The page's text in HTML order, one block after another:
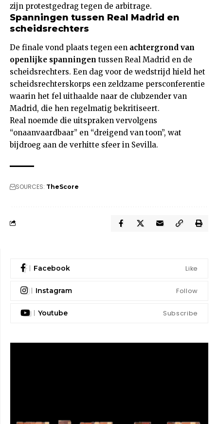
zijn protestgedrag tegen de arbitrage.
Spanningen tussen Real Madrid en
scheidsrechters
De finale vond plaats tegen een achtergrond van
openlijke spanningen tussen Real Madrid en de
scheidsrechters. Een dag voor de wedstrijd hield het
scheidsrechterskorps een zeldzame persconferentie
waarin het fel uithaalde naar de clubzender van
Madrid, die hen regelmatig bekritiseert.
Real noemde die uitspraken vervolgens
“onaanvaardbaar” en “dreigend van toon”, wat
bijdroeg aan de verhitte sfeer in Sevilla.
SOURCES: TheScore
Facebook Like
Instagram Follow
Youtube Subscribe